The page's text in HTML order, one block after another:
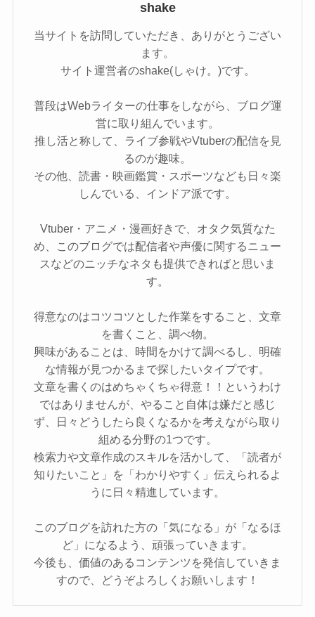
shake
当サイトを訪問していただき、ありがとうござい
ます。
サイト運営者のshake(しゃけ。)です。
普段はWebライターの仕事をしながら、ブログ運
営に取り組んでいます。
推し活と称して、ライブ参戦やVtuberの配信を見
るのが趣味。
その他、読書・映画鑑賞・スポーツなども日々楽
しんでいる、インドア派です。
Vtuber・アニメ・漫画好きで、オタク気質なた
め、このブログでは配信者や声優に関するニュー
スなどのニッチなネタも提供できればと思いま
す。
得意なのはコツコツとした作業をすること、文章
を書くこと、調べ物。
興味があることは、時間をかけて調べるし、明確
な情報が見つかるまで探したいタイプです。
文章を書くのはめちゃくちゃ得意！！というわけ
ではありませんが、やること自体は嫌だと感じ
ず、日々どうしたら良くなるかを考えながら取り
組める分野の1つです。
検索力や文章作成のスキルを活かして、「読者が
知りたいこと」を「わかりやすく」伝えられるよ
うに日々精進しています。
このブログを訪れた方の「気になる」が「なるほ
ど」になるよう、頑張っていきます。
今後も、価値のあるコンテンツを発信していきま
すので、どうぞよろしくお願いします！